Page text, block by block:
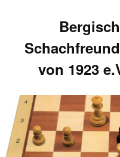
von 1923